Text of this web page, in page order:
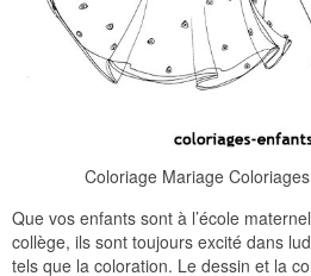
Coloriage Mariage
Que vos enfants sont à l’école
collège, ils sont toujours excité dans
tels que la coloration. Le dessin et la